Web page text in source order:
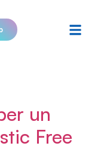
un
Free